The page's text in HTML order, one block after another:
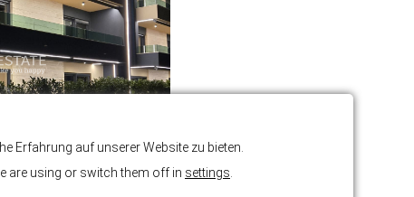
Erfahrung auf unserer Website zu bieten.
are using or switch them off in settings